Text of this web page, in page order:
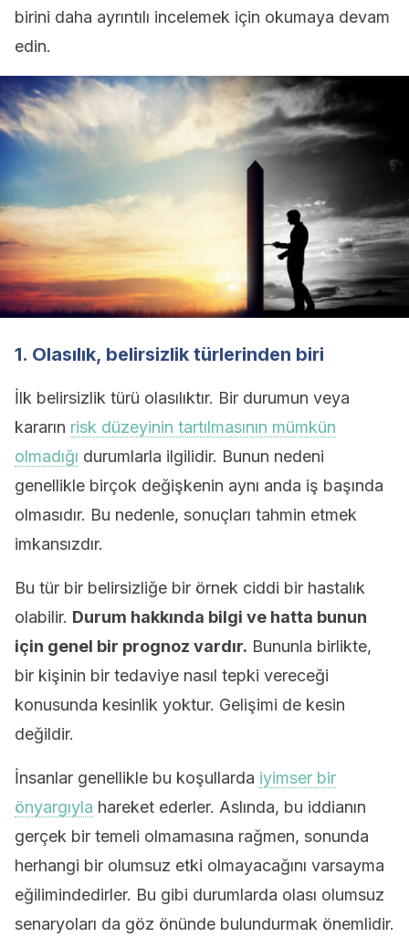
birini daha ayrıntılı incelemek için okumaya devam
edin.
1. Olasılık, belirsizlik türlerinden biri
İlk belirsizlik türü olasılıktır. Bir durumun veya
kararın risk düzeyinin tartılmasının mümkün
olmadığı durumlarla ilgilidir. Bunun nedeni
genellikle birçok değişkenin aynı anda iş başında
olmasıdır. Bu nedenle, sonuçları tahmin etmek
imkansızdır.
Bu tür bir belirsizliğe bir örnek ciddi bir hastalık
olabilir. Durum hakkında bilgi ve hatta bunun
için genel bir prognoz vardır. Bununla birlikte,
bir kişinin bir tedaviye nasıl tepki vereceği
konusunda kesinlik yoktur. Gelişimi de kesin
değildir.
İnsanlar genellikle bu koşullarda iyimser bir
önyargıyla hareket ederler. Aslında, bu iddianın
gerçek bir temeli olmamasına rağmen, sonunda
herhangi bir olumsuz etki olmayacağını varsayma
eğilimindedirler. Bu gibi durumlarda olası olumsuz
senaryoları da göz önünde bulundurmak önemlidir.